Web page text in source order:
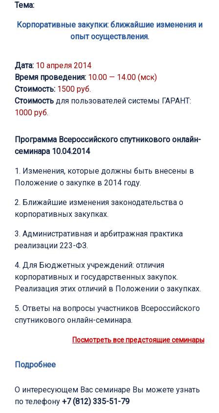
Тема:
Корпоративные закупки: ближайшие изменения и
опыт осуществления.
Дата: 10 апреля 2014
Время проведения: 10.00 — 14.00 (мск)
Стоимость: 1500 руб.
Стоимость для пользователей системы ГАРАНТ:
1000 руб.
Программа Всероссийского спутникового онлайн-
семинара 10.04.2014
1. Изменения, которые должны быть внесены в
Положение о закупке в 2014 году.
2. Ближайшие изменения законодательства о
корпоративных закупках.
3. Административная и арбитражная практика
реализации 223-ФЗ.
4. Для Бюджетных учреждений: отличия
корпоративных и государственных закупок.
Реализация этих отличий в Положении о закупках.
5. Ответы на вопросы участников Всероссийского
спутникового онлайн-семинара.
Посмотреть все предстоящие семинары
Подробнее
О интересующем Вас семинаре Вы можете узнать
по телефону +7 (812) 335-51-79